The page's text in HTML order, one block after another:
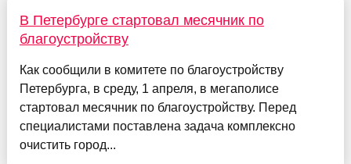
В Петербурге стартовал месячник по
благоустройству
Как сообщили в комитете по благоустройству
Петербурга, в среду, 1 апреля, в мегаполисе
стартовал месячник по благоустройству. Перед
специалистами поставлена задача комплексно
очистить город...